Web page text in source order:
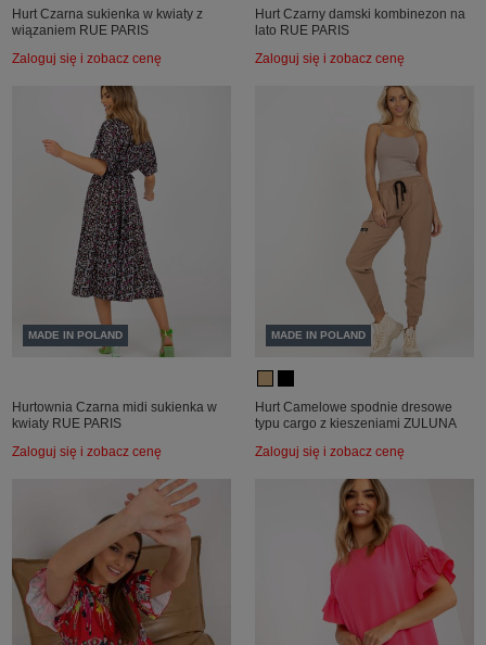
Hurt Czarna sukienka w kwiaty z
wiązaniem RUE PARIS
Zaloguj się i zobacz cenę
Hurt Czarny damski kombinezon na
lato RUE PARIS
Zaloguj się i zobacz cenę
MADE IN POLAND
Hurtownia Czarna midi sukienka w
kwiaty RUE PARIS
Zaloguj się i zobacz cenę
MADE IN POLAND
Hurt Camelowe spodnie dresowe
typu cargo z kieszeniami ZULUNA
Zaloguj się i zobacz cenę